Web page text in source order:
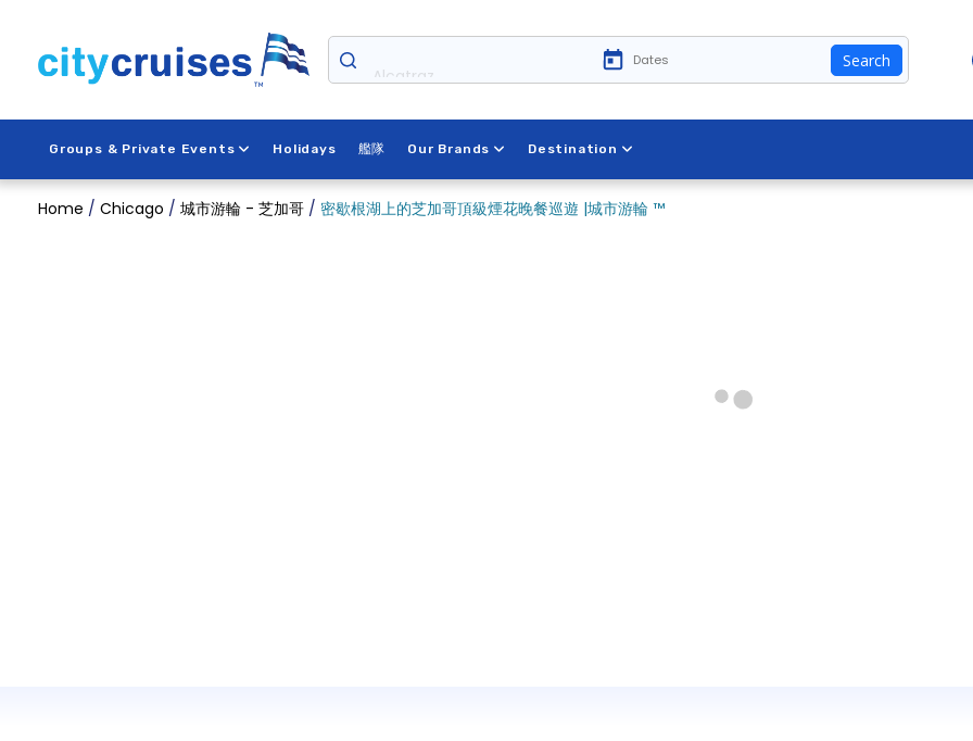
content
Alcatraz Search
Groups & Private Events Holidays 艦隊 Our Brands Destination
Home / Chicago / 城市游輪 - 芝加哥 / 密歇根湖上的芝加哥頂級煙花晚餐巡遊 |城市游輪 ™